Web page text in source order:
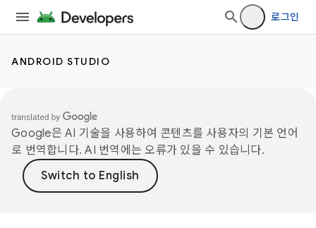
로그인
ANDROID STUDIO
Google은 AI 기술을 사용하여 콘텐츠를 사용자의 기본 언어
로 번역합니다. AI 번역에는 오류가 있을 수 있습니다.